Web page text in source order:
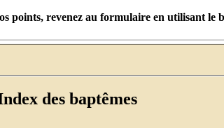
points, revenez au formulaire en utilisant
des baptêmes